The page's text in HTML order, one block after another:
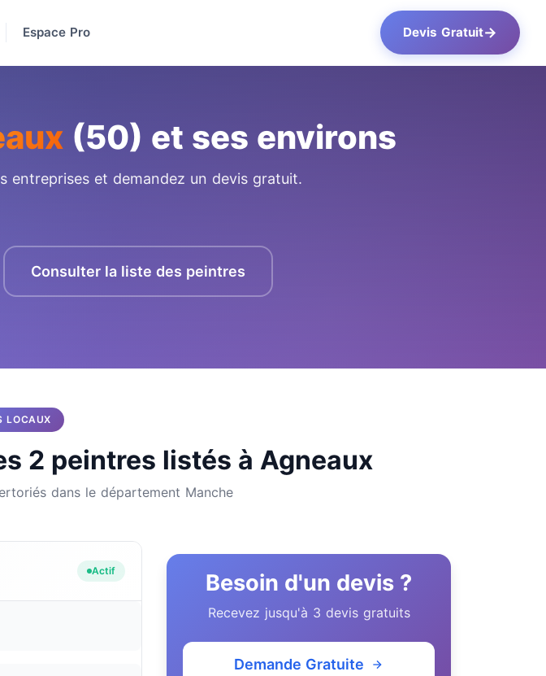
Espace Pro Devis Gratuit→
(50) et ses environs
entreprises et demandez un devis gratuit.
Consulter la liste des peintres
LOCAUX
2 peintres listés à Agneaux
dans le département Manche
Actif Besoin d'un devis ?
Recevez jusqu'à 3 devis gratuits
Demande Gratuite